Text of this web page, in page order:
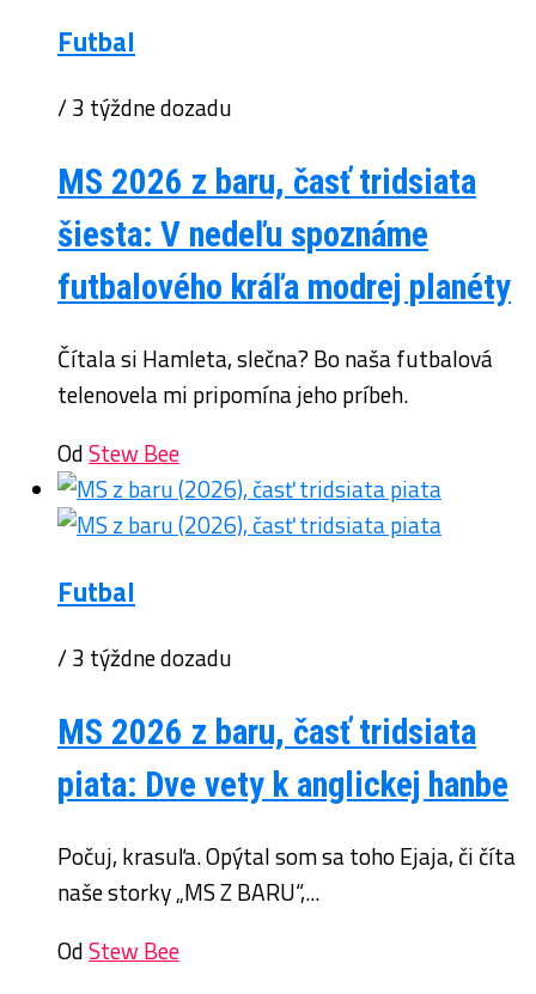
Futbal
/ 3 týždne dozadu
MS 2026 z baru, časť tridsiata
šiesta: V nedeľu spoznáme
futbalového kráľa modrej planéty
Čítala si Hamleta, slečna? Bo naša futbalová
telenovela mi pripomína jeho príbeh.
OdStew Bee
Futbal
/ 3 týždne dozadu
MS 2026 z baru, časť tridsiata
piata: Dve vety k anglickej hanbe
Počuj, krasuľa. Opýtal som sa toho Ejaja, či číta
naše storky „MS Z BARU“,...
OdStew Bee